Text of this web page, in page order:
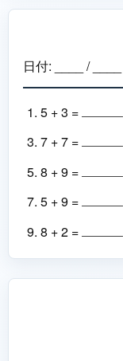
日付: ____ / ____
5 + 3 =
7 + 7 =
8 + 9 =
5 + 9 =
8 + 2 =